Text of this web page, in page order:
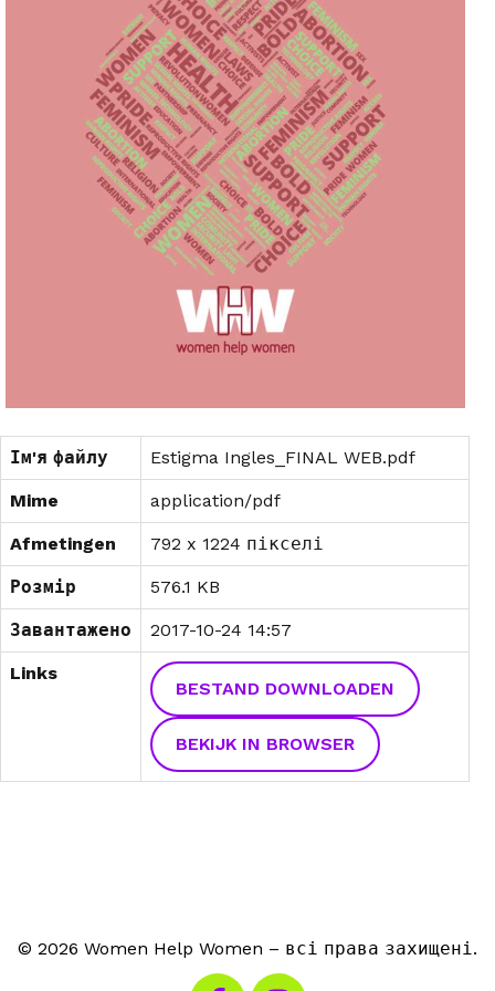
Ім'я файлу Estigma Ingles_FINAL WEB.pdf
Mime application/pdf
Afmetingen 792 x 1224 пікселі
Розмір 576.1 KB
Завантажено 2017-10-24 14:57
Links
BESTAND DOWNLOADEN
BEKIJK IN BROWSER
© 2026 Women Help Women – всі права захищені.